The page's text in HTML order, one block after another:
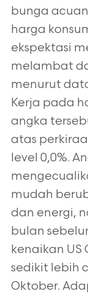
bunga
harga
ekspektasi
melambat
menurut
Kerja pada
angka
atas
level 0,0%.
mudah
dan energi,
bulan
kenaikan US
sedikit lebih
Oktober.